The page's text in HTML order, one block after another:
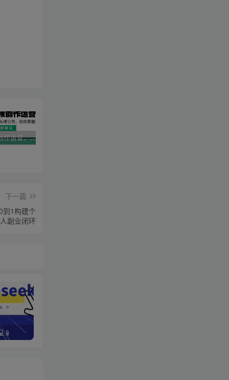
AI短视频创作运营，揭秘算法、文案创作与私域引流，助你掌握流量密码
下一篇
到1构建个
人副业闭环